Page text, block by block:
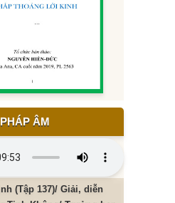
PHÁP ÂM
(Tập 137)/ Giải, diễn